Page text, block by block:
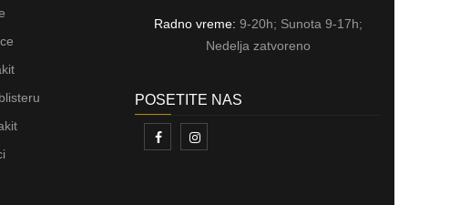
Radno vreme: 9-20h; Sunota 9-17h;
Nedelja zatvoreno
POSETITE NAS